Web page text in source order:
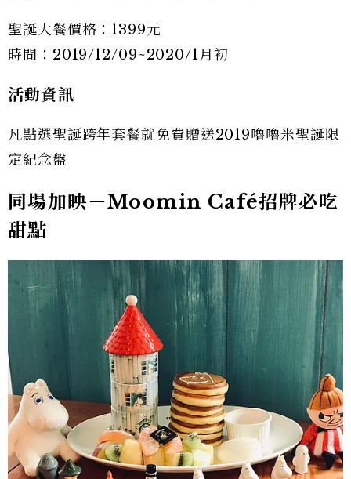
聖誕大餐價格：1399元
時間：2019/12/09~2020/1月初
活動資訊
凡點選聖誕跨年套餐就免費贈送2019嚕嚕米聖誕限
定紀念盤
同場加映－Moomin Café招牌必吃
甜點